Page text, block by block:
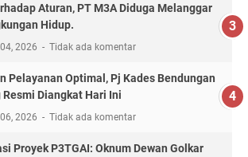
Aturan, PT M3A Diduga Melanggar
Hidup.
2026 Tidak ada komentar
Pelayanan Optimal, Pj Kades Bendungan
Resmi Diangkat Hari Ini
2026 Tidak ada komentar
Proyek P3TGAI: Oknum Dewan Golkar